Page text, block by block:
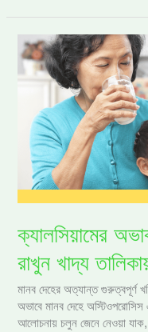
ক্যালসিয়ামের
রাখুন খাদ্য
মানব দেহের অত্যান্ত গুরুত্বপূর্ণ
অভাবে মানব দেহে
আলোচনায় চলুন জেনে নেওয়া
ক্যালসিয়ামের
অভাব
পূরণ
খাবারগুলি
রাখুন
খাদ্য
তালিকায়